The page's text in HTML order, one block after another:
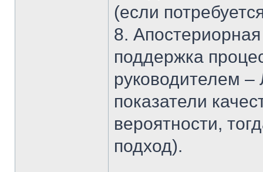
(если
8.
поддержка
руководителем
показатели
вероятности,
подход).